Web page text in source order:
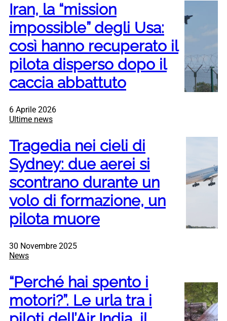
Iran, la “mission
impossible” degli Usa:
così hanno recuperato il
pilota disperso dopo il
caccia abbattuto
6 Aprile 2026
Ultime news
Tragedia nei cieli di
Sydney: due aerei si
scontrano durante un
volo di formazione, un
pilota muore
30 Novembre 2025
News
“Perché hai spento i
motori?”. Le urla tra i